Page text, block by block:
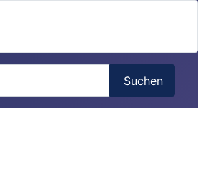
Suchen